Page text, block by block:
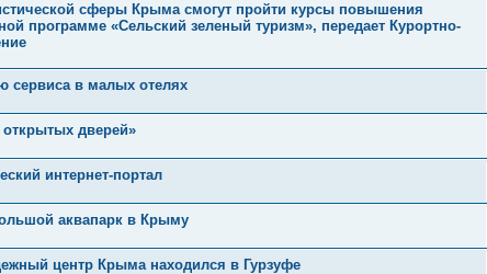
сферы Крыма смогут пройти курсы повышения
программе «Сельский зеленый туризм», передает Курортно-
сервиса в малых отелях
дверей»
интернет-портал
аквапарк в Крыму
центр Крыма находился в Гурзуфе